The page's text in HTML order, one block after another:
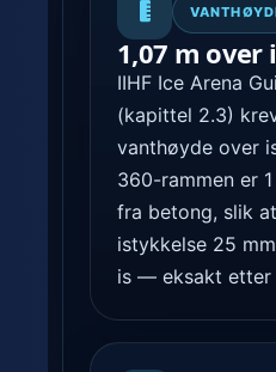
1,07 m over
IIHF Ice Arena
(kapittel 2.3)
vanthøyde over
360-rammen er
fra betong, slik
istykkelse 25
is — eksakt etter